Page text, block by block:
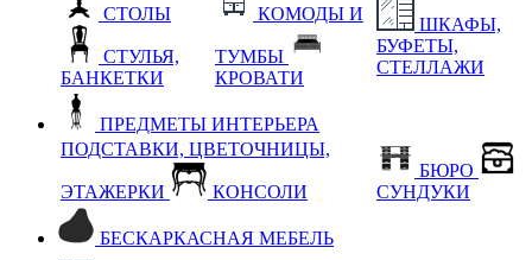
СТОЛЫ
СТУЛЬЯ,
БАНКЕТКИ
КОМОДЫ И
ТУМБЫ
КРОВАТИ
ШКАФЫ,
БУФЕТЫ,
СТЕЛЛАЖИ
ПРЕДМЕТЫ ИНТЕРЬЕРА
ПОДСТАВКИ, ЦВЕТОЧНИЦЫ,
ЭТАЖЕРКИ КОНСОЛИ
БЮРО
СУНДУКИ
БЕСКАРКАСНАЯ МЕБЕЛЬ